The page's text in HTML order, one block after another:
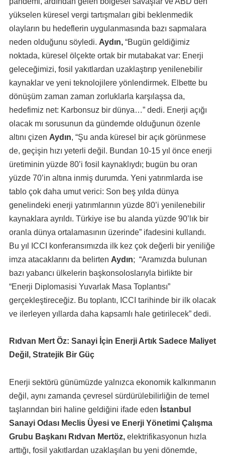
yükselen küresel vergi tartışmaları gibi beklenmedik
olayların bu hedeflerin uygulanmasında bazı sapmalara
neden olduğunu söyledi. Aydın,“Bugün geldiğimiz
noktada, küresel ölçekte ortak bir mutabakat var: Enerji
geleceğimizi, fosil yakıtlardan uzaklaştırıp yenilenebilir
kaynaklar ve yeni teknolojilere yönlendirmek. Elbette bu
dönüşüm zaman zaman zorluklarla karşılaşsa da,
hedefimiz net: Karbonsuz bir dünya…” dedi. Enerji açığı
olacak mı sorusunun da gündemde olduğunun özenle
altını çizen Aydın, “Şu anda küresel bir açık görünmese
de, geçişin hızı yeterli değil. Bundan 10-15 yıl önce enerji
üretiminin yüzde 80’i fosil kaynaklıydı; bugün bu oran
yüzde 70’in altına inmiş durumda. Yeni yatırımlarda ise
tablo çok daha umut verici: Son beş yılda dünya
genelindeki enerji yatırımlarının yüzde 80’i yenilenebilir
kaynaklara ayrıldı. Türkiye ise bu alanda yüzde 90’lık bir
oranla dünya ortalamasının üzerinde” ifadesini kullandı.
Bu yıl ICCI konferansımızda ilk kez çok değerli bir yeniliğe
imza atacaklarını da belirten Aydın; “Aramızda bulunan
bazı yabancı ülkelerin başkonsoloslarıyla birlikte bir
“Enerji Diplomasisi Yuvarlak Masa Toplantısı”
gerçekleştireceğiz. Bu toplantı, ICCI tarihinde bir ilk olacak
ve ilerleyen yıllarda daha kapsamlı hale getirilecek” dedi.
Rıdvan Mert Öz: Sanayi İçin Enerji Artık Sadece Maliyet
Değil, Stratejik Bir Güç
Enerji sektörü günümüzde yalnızca ekonomik kalkınmanın
değil, aynı zamanda çevresel sürdürülebilirliğin de temel
taşlarından biri haline geldiğini ifade eden İstanbul
Sanayi Odası Meclis Üyesi ve Enerji Yönetimi Çalışma
Grubu Başkanı Rıdvan Mertöz,elektrifikasyonun hızla
arttığı, fosil yakıtlardan uzaklaşılan bu yeni dönemde,